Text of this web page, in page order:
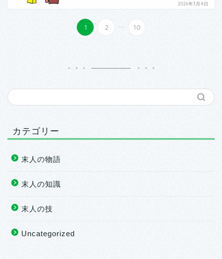
2026年3月4日
1 2 ... 10
カテゴリー
末人の物語
末人の知識
末人の技
Uncategorized